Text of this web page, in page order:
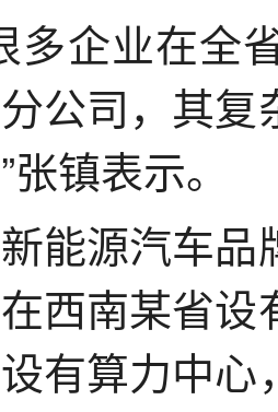
多企业在全
公司，其
镇表示。
能源汽车
西南某省
有算力中